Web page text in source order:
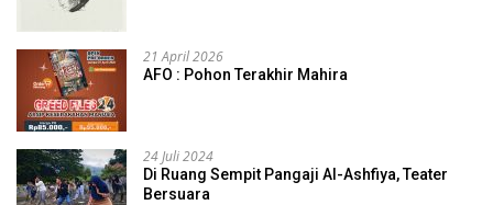
21 April 2026
AFO : Pohon Terakhir Mahira
24 Juli 2024
Di Ruang Sempit Pangaji Al-Ashfiya, Teater
Bersuara